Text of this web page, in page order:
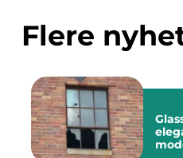
Flere